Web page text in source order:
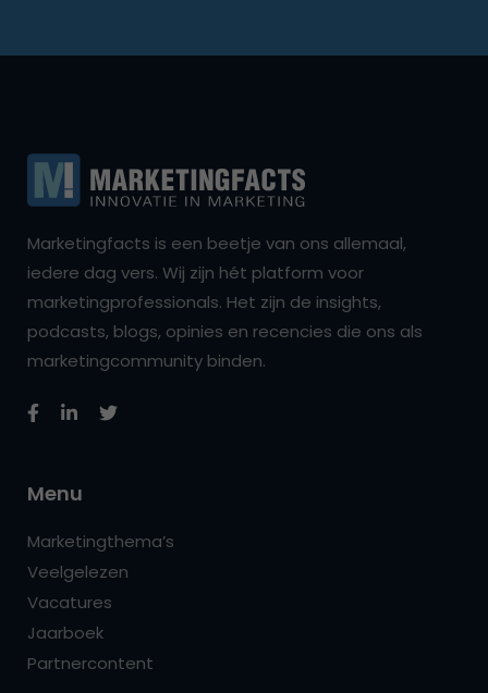
Marketingfacts is een beetje van ons allemaal,
iedere dag vers. Wij zijn hét platform voor
marketingprofessionals. Het zijn de insights,
podcasts, blogs, opinies en recencies die ons als
marketingcommunity binden.
Menu
Marketingthema’s
Veelgelezen
Vacatures
Jaarboek
Partnercontent